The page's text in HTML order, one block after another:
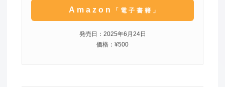
Amazon 「電子書籍」
発売日：2025年6月24日
価格：¥500